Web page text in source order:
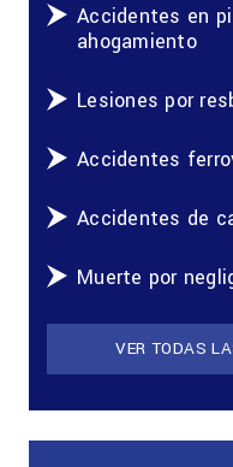
Accidentes en
ahogamiento
Lesiones por
Accidentes
Accidentes de
Muerte por
VER TODAS